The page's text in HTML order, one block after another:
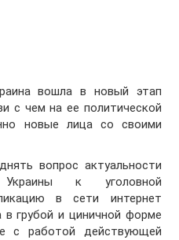
вошла в новый этап
с чем на ее политической
новые лица со своими
вопрос актуальности
Украины к уголовной
в сети интернет
в грубой и циничной форме
с работой действующей